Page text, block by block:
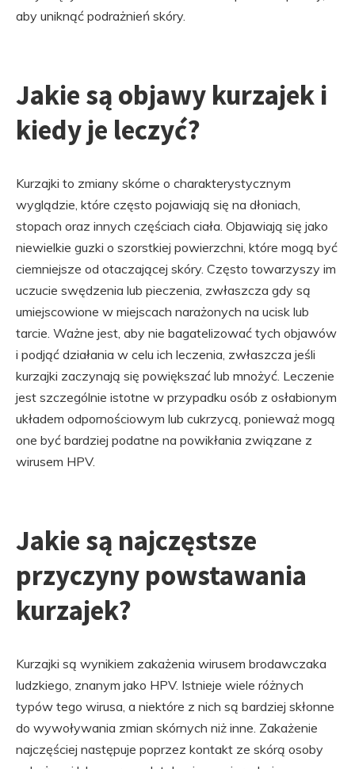
aby uniknąć podrażnień skóry.
Jakie są objawy kurzajek i
kiedy je leczyć?
Kurzajki to zmiany skórne o charakterystycznym
wyglądzie, które często pojawiają się na dłoniach,
stopach oraz innych częściach ciała. Objawiają się jako
niewielkie guzki o szorstkiej powierzchni, które mogą być
ciemniejsze od otaczającej skóry. Często towarzyszy im
uczucie swędzenia lub pieczenia, zwłaszcza gdy są
umiejscowione w miejscach narażonych na ucisk lub
tarcie. Ważne jest, aby nie bagatelizować tych objawów
i podjąć działania w celu ich leczenia, zwłaszcza jeśli
kurzajki zaczynają się powiększać lub mnożyć. Leczenie
jest szczególnie istotne w przypadku osób z osłabionym
układem odpornościowym lub cukrzycą, ponieważ mogą
one być bardziej podatne na powikłania związane z
wirusem HPV.
Jakie są najczęstsze
przyczyny powstawania
kurzajek?
Kurzajki są wynikiem zakażenia wirusem brodawczaka
ludzkiego, znanym jako HPV. Istnieje wiele różnych
typów tego wirusa, a niektóre z nich są bardziej skłonne
do wywoływania zmian skórnych niż inne. Zakażenie
najczęściej następuje poprzez kontakt ze skórą osoby